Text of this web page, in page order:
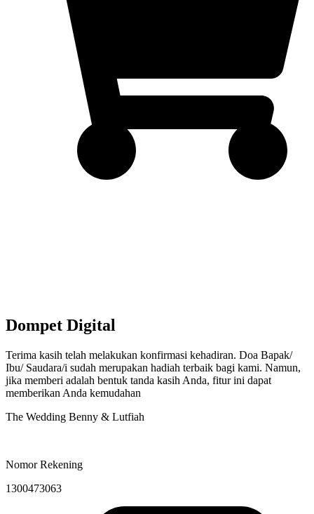
Dompet Digital
Terima kasih telah melakukan konfirmasi kehadiran. Doa Bapak/
Ibu/ Saudara/i sudah merupakan hadiah terbaik bagi kami. Namun,
jika memberi adalah bentuk tanda kasih Anda, fitur ini dapat
memberikan Anda kemudahan
The Wedding Benny & Lutfiah
Nomor Rekening
1300473063